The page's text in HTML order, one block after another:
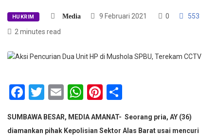
HUKRIM Media 9 Februari 2021 0
553
2 minutes read
Facebook
Twitter
EmailWhatsApp
Pinterest
SUMBAWA BESAR, MEDIA AMANAT- Seorang pria, AY (36)
diamankan pihak Kepolisian Sektor Alas Barat usai mencuri